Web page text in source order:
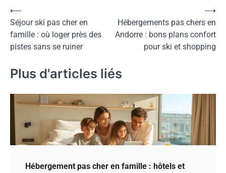
Navigation
de
l’article
⟵
Séjour ski pas cher en
famille : où loger près des
pistes sans se ruiner
Hébergements pas chers en
Andorre : bons plans confort
pour ski et shopping
⟶
Plus d'articles liés
Hébergement pas cher en famille : hôtels et